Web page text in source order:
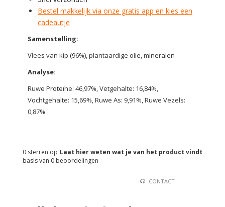
Bestel makkelijk via onze gratis app en kies een
cadeautje
Samenstelling:
Vlees van kip (96%), plantaardige olie, mineralen
Analyse:
Ruwe Proteïne: 46,97%, Vetgehalte: 16,84%,
Vochtgehalte: 15,69%, Ruwe As: 9,91%, Ruwe Vezels:
0,87%
Laat hier weten wat je van het product vindt
0 sterren op
basis van 0 beoordelingen
CONTACT